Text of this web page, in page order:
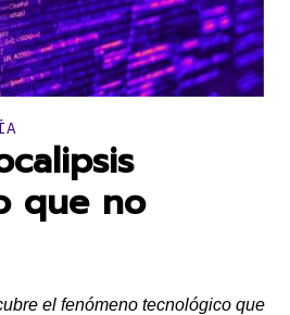
que no
el fenómeno tecnológico que